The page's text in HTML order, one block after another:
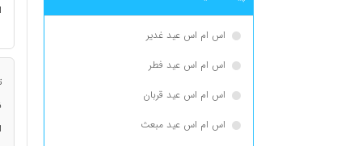
اس ام اس عید غدیر
اس ام اس عید فطر
اس ام اس عید قربان
اس ام اس عید مبعث